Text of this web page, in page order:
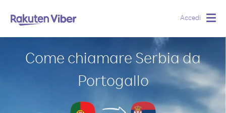
Accedi
Come chiamare Serbia da
Portogallo